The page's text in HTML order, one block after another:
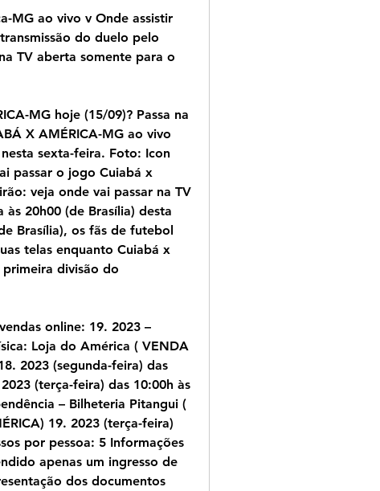
MG ao vivo v Onde assistir
do duelo pelo
TV aberta somente para o
MG hoje (15/09)? Passa na
X AMÉRICA-MG ao vivo
sexta-feira. Foto: Icon
passar o jogo Cuiabá x
veja onde vai passar na TV
20h00 (de Brasília) desta
Brasília), os fãs de futebol
telas enquanto Cuiabá x
divisão do
online: 19. 2023 –
Loja do América ( VENDA
2023 (segunda-feira) das
(terça-feira) das 10:00h às
– Bilheteria Pitangui (
19. 2023 (terça-feira)
por pessoa: 5 Informações
apenas um ingresso de
dos documentos